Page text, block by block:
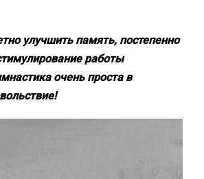
улучшить память, постепенно
работы
очень проста в